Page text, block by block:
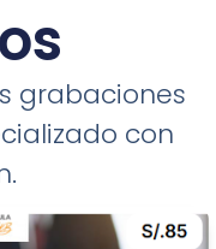
grabaciones
con